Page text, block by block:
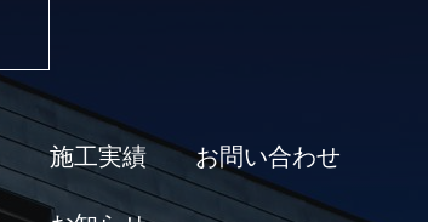
施工実績 お問い合わせ